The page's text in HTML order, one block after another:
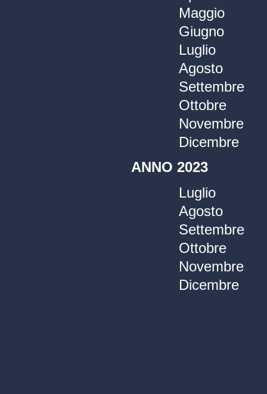
Maggio
Giugno
Luglio
Agosto
Settembre
Ottobre
Novembre
Dicembre
ANNO 2023
Luglio
Agosto
Settembre
Ottobre
Novembre
Dicembre